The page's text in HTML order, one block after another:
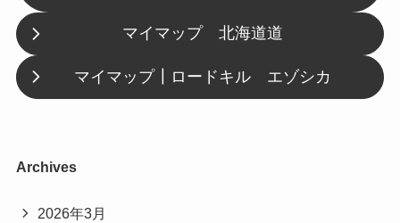
マイマップ 北海道道
マイマップ┃ロードキル エゾシカ
Archives
2026年3月